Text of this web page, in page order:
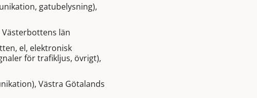
gatubelysning),
län
el, elektronisk
för trafikljus, övrigt),
Västra Götalands